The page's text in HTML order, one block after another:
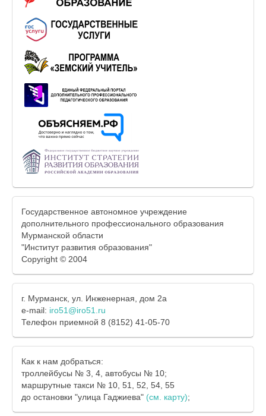
Государственное автономное учреждение
дополнительного профессионального образования
Мурманской области
"Институт развития образования"
Copyright © 2004
г. Мурманск, ул. Инженерная, дом 2а
e-mail: iro51@iro51.ru
Телефон приемной 8 (8152) 41-05-70
Как к нам добраться:
троллейбусы № 3, 4, автобусы № 10;
маршрутные такси № 10, 51, 52, 54, 55
до остановки "улица Гаджиева" (см. карту);